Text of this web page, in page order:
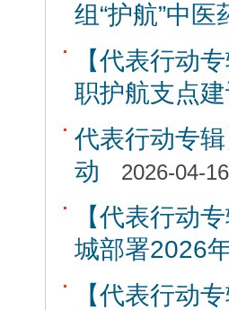
组“护航”中医
【代表行动
职护航支点
代表行动专
动
2026-04-16
【代表行动
城部署2026
【代表行动